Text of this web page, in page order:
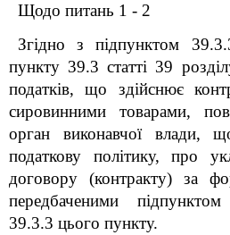
Щодо питань 1 - 2
Згідно з підпунктом
пункту 39.3 статті 39
податків, що здійснює
сировинними товарами,
орган виконавчої влади,
податкову політику, про
договору (контракту) за
передбаченими
39.3.3 цього пункту.